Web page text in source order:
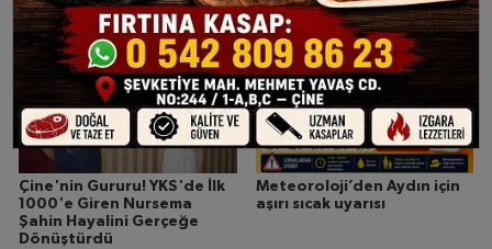
Fethetti
Çine'nin Gururu! YKS'de İlk
1000'e Giren Nursema
Şahin Hayalini Gerçeğe
Dönüştürdü
Meteoroloji’den Aydın için
aşırı sıcak uyarısı